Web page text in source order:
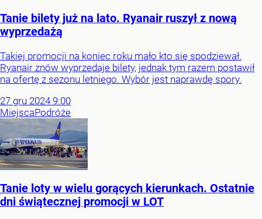
Tanie bilety już na lato. Ryanair ruszył z nową
wyprzedażą
Takiej promocji na koniec roku mało kto się spodziewał.
Ryanair znów wyprzedaje bilety, jednak tym razem postawił
na ofertę z sezonu letniego. Wybór jest naprawdę spory.
27 gru 2024 9:00
MiejscaPodróże
Tanie loty w wielu gorących kierunkach. Ostatnie
dni świątecznej promocji w LOT